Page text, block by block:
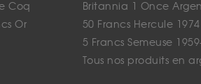
Coq
Or
Britannia 1 Once
50 Francs Hercule
5 Francs Semeuse
Tous nos produits en